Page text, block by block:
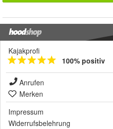
Kajakprofi
100% positiv
Anrufen
Merken
Impressum
Widerrufsbelehrung